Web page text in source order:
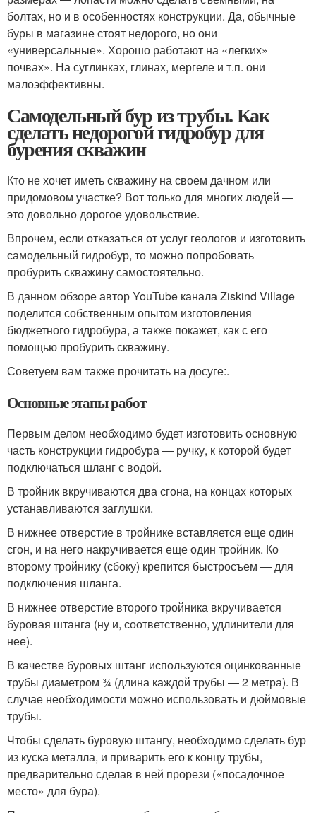
болтах, но и в особенностях конструкции. Да, обычные
буры в магазине стоят недорого, но они
«универсальные». Хорошо работают на «легких»
почвах». На суглинках, глинах, мергеле и т.п. они
малоэффективны.
Самодельный бур из трубы. Как
сделать недорогой гидробур для
бурения скважин
Кто не хочет иметь скважину на своем дачном или
придомовом участке? Вот только для многих людей —
это довольно дорогое удовольствие.
Впрочем, если отказаться от услуг геологов и изготовить
самодельный гидробур, то можно попробовать
пробурить скважину самостоятельно.
В данном обзоре автор YouTube канала Ziskind Village
поделится собственным опытом изготовления
бюджетного гидробура, а также покажет, как с его
помощью пробурить скважину.
Советуем вам также прочитать на досуге:.
Основные этапы работ
Первым делом необходимо будет изготовить основную
часть конструкции гидробура — ручку, к которой будет
подключаться шланг с водой.
В тройник вкручиваются два сгона, на концах которых
устанавливаются заглушки.
В нижнее отверстие в тройнике вставляется еще один
сгон, и на него накручивается еще один тройник. Ко
второму тройнику (сбоку) крепится быстросъем — для
подключения шланга.
В нижнее отверстие второго тройника вкручивается
буровая штанга (ну и, соответственно, удлинители для
нее).
В качестве буровых штанг используются оцинкованные
трубы диаметром ¾ (длина каждой трубы — 2 метра). В
случае необходимости можно использовать и дюймовые
трубы.
Чтобы сделать буровую штангу, необходимо сделать бур
из куска металла, и приварить его к концу трубы,
предварительно сделав в ней прорези («посадочное
место» для бура).